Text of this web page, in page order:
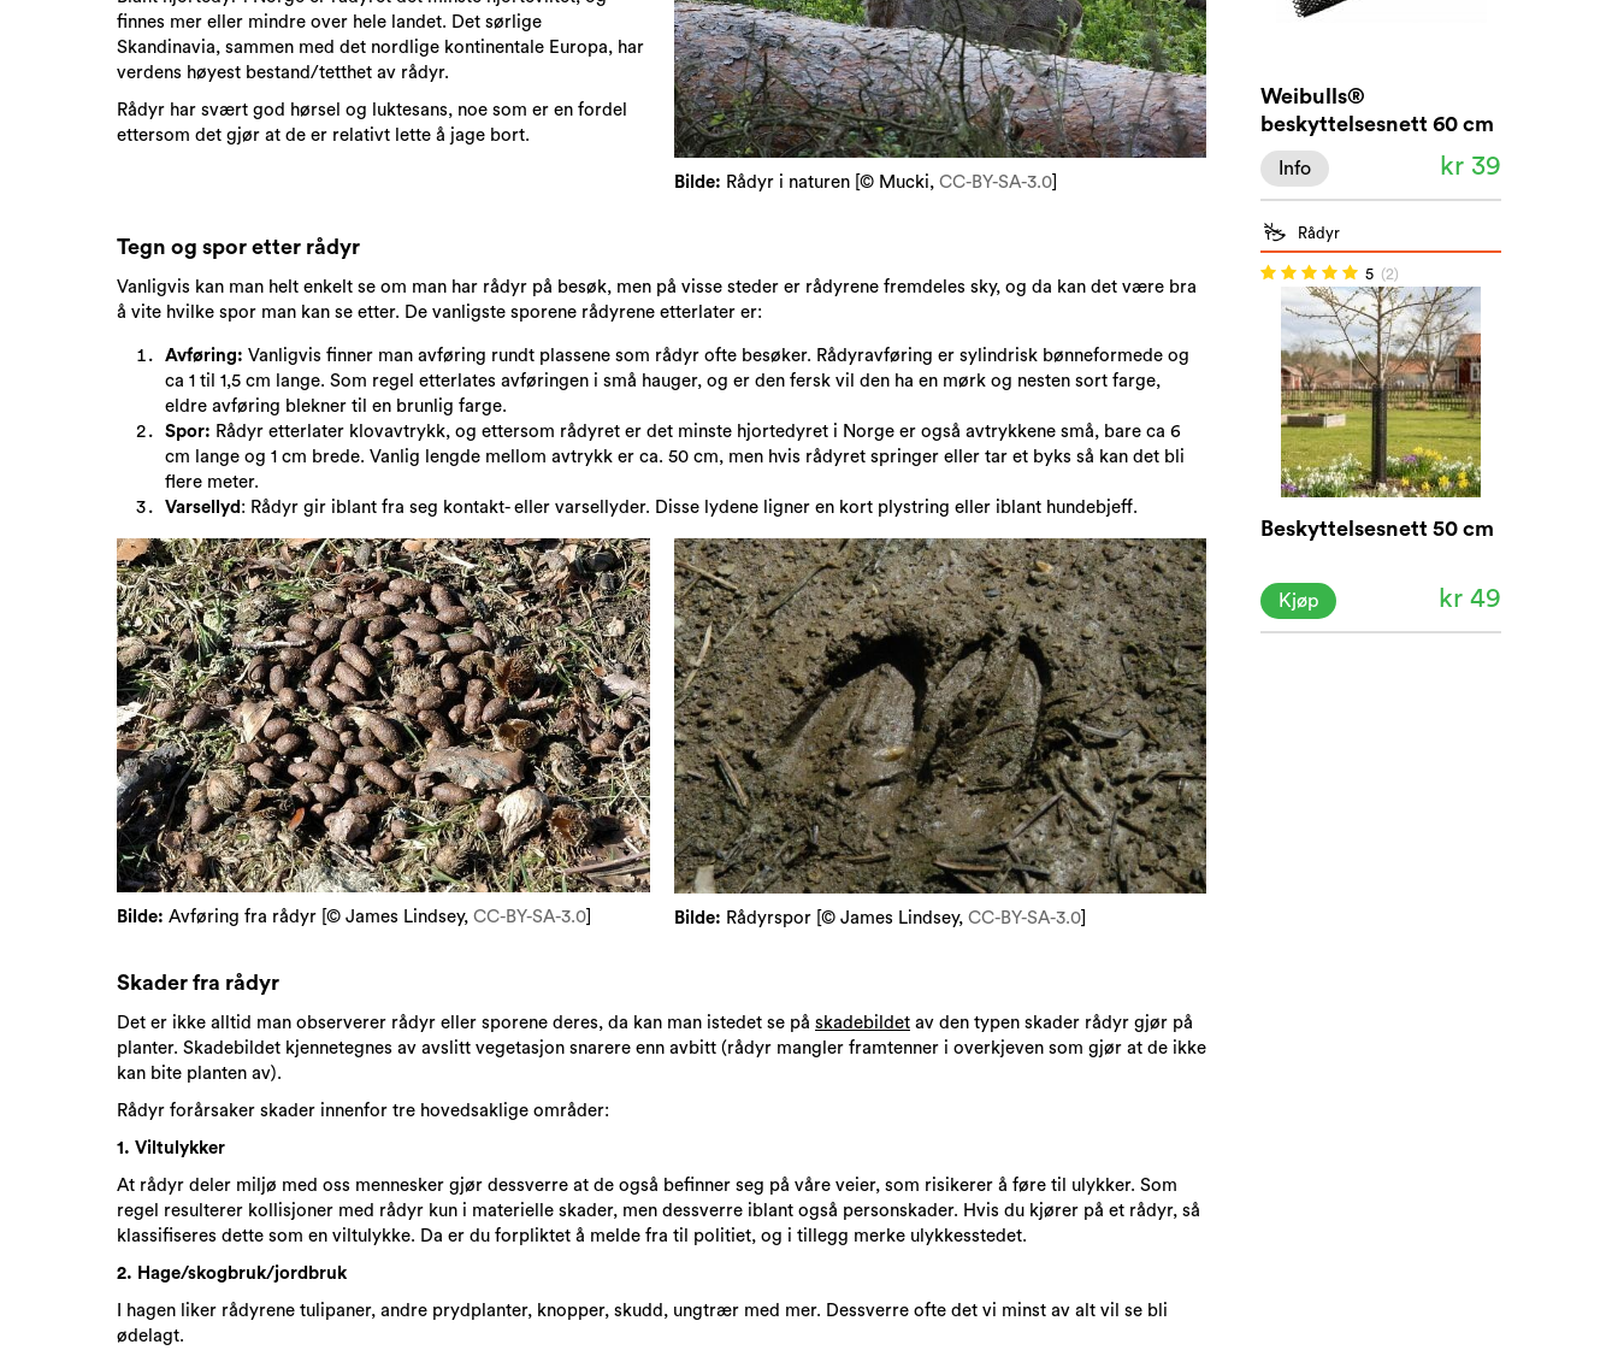
Weibulls®
beskyttelsesnett 60 cm
kr 39
Info
Rådyr
5 (2)
Beskyttelsesnett 50 cm
kr 49
Kjøp
finnes mer eller mindre over hele landet. Det sørlige
Skandinavia, sammen med det nordlige kontinentale Europa, har
verdens høyest bestand/tetthet av rådyr.
Rådyr har svært god hørsel og luktesans, noe som er en fordel
ettersom det gjør at de er relativt lette å jage bort.
Bilde: Rådyr i naturen [© Mucki, CC-BY-SA-3.0]
Tegn og spor etter rådyr
Vanligvis kan man helt enkelt se om man har rådyr på besøk, men på visse steder er rådyrene fremdeles sky, og da kan det være bra
å vite hvilke spor man kan se etter. De vanligste sporene rådyrene etterlater er:
Avføring: Vanligvis finner man avføring rundt plassene som rådyr ofte besøker. Rådyravføring er sylindrisk bønneformede og
ca 1 til 1,5 cm lange. Som regel etterlates avføringen i små hauger, og er den fersk vil den ha en mørk og nesten sort farge,
eldre avføring blekner til en brunlig farge.
Spor: Rådyr etterlater klovavtrykk, og ettersom rådyret er det minste hjortedyret i Norge er også avtrykkene små, bare ca 6
cm lange og 1 cm brede. Vanlig lengde mellom avtrykk er ca. 50 cm, men hvis rådyret springer eller tar et byks så kan det bli
flere meter.
Varsellyd : Rådyr gir iblant fra seg kontakt- eller varsellyder. Disse lydene ligner en kort plystring eller iblant hundebjeff.
Bilde: Avføring fra rådyr [© James Lindsey, CC-BY-SA-3.0 Bilde: Rådyrspor [© James Lindsey, CC-BY-SA-3.0]​
Skader fra rådyr
Det er ikke alltid man observerer rådyr eller sporene deres, da kan man istedet se på skadebildet av den typen skader rådyr gjør på
planter. Skadebildet kjennetegnes av avslitt vegetasjon snarere enn avbitt (rådyr mangler framtenner i overkjeven som gjør at de ikke
kan bite planten av).
Rådyr forårsaker skader innenfor tre hovedsaklige områder:
1. Viltulykker
At rådyr deler miljø med oss mennesker gjør dessverre at de også befinner seg på våre veier, som risikerer å føre til ulykker. Som
regel resulterer kollisjoner med rådyr kun i materielle skader, men dessverre iblant også personskader. Hvis du kjører på et rådyr, så
klassifiseres dette som en viltulykke. Da er du forpliktet å melde fra til politiet, og i tillegg merke ulykkesstedet.
2. Hage/skogbruk/jordbruk
I hagen liker rådyrene tulipaner, andre prydplanter, knopper, skudd, ungtrær med mer. Dessverre ofte det vi minst av alt vil se bli
ødelagt.